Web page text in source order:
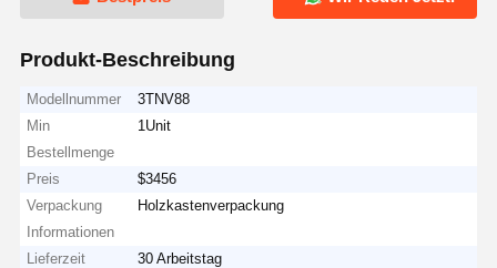
Produkt-Beschreibung
Modellnummer
3TNV88
Min
Bestellmenge
1Unit
Preis
$3456
Verpackung
Informationen
Holzkastenverpackung
Lieferzeit
30 Arbeitstag